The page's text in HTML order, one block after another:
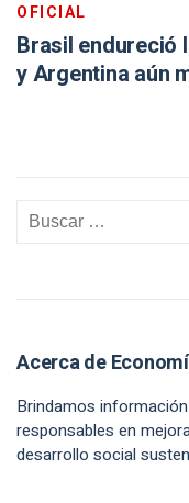
OFICIAL
Brasil endureció
y Argentina aún
Acerca de
Brindamos
responsables en
desarrollo social